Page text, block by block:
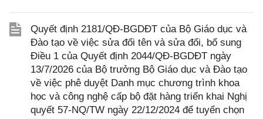
Quyết định 2181/QĐ-BGDĐT của Bộ Giáo dục và
Đào tạo về việc sửa đổi tên và sửa đổi, bổ sung
Điều 1 của Quyết định 2044/QĐ-BGDĐT ngày
13/7/2026 của Bộ trưởng Bộ Giáo dục và Đào tạo
về việc phê duyệt Danh mục chương trình khoa
học và công nghệ cấp bộ đặt hàng triển khai Nghị
quyết 57-NQ/TW ngày 22/12/2024 để tuyển chọn